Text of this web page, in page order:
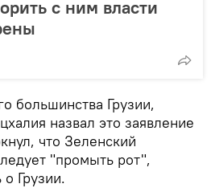
с ним власти
большинства Грузии,
назвал это заявление
что Зеленский
"промыть рот",
Грузии.